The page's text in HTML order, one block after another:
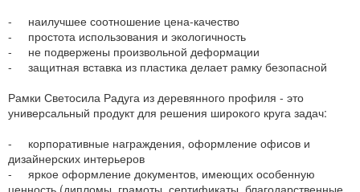
- наилучшее соотношение цена-качество
- простота использования и экологичность
- не подвержены произвольной деформации
- защитная вставка из пластика делает рамку безопасной
Рамки Светосила Радуга из деревянного профиля - это
универсальный продукт для решения широкого круга задач:
- корпоративные награждения, оформление офисов и
дизайнерских интерьеров
- яркое оформление документов, имеющих особенную